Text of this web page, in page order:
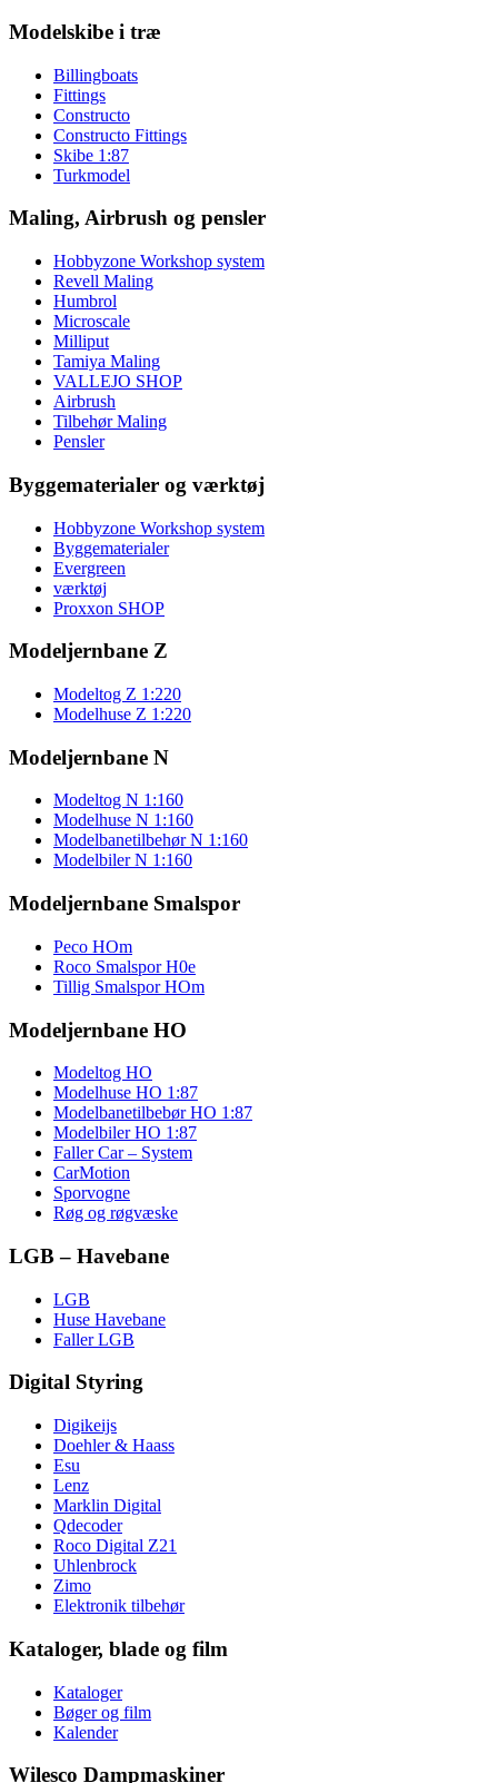
Modelskibe i træ
Billingboats
Fittings
Constructo
Constructo Fittings
Skibe 1:87
Turkmodel
Maling, Airbrush og pensler
Hobbyzone Workshop system
Revell Maling
Humbrol
Microscale
Milliput
Tamiya Maling
VALLEJO SHOP
Airbrush
Tilbehør Maling
Pensler
Byggematerialer og værktøj
Hobbyzone Workshop system
Byggematerialer
Evergreen
værktøj
Proxxon SHOP
Modeljernbane Z
Modeltog Z 1:220
Modelhuse Z 1:220
Modeljernbane N
Modeltog N 1:160
Modelhuse N 1:160
Modelbanetilbehør N 1:160
Modelbiler N 1:160
Modeljernbane Smalspor
Peco HOm
Roco Smalspor H0e
Tillig Smalspor HOm
Modeljernbane HO
Modeltog HO
Modelhuse HO 1:87
Modelbanetilbebør HO 1:87
Modelbiler HO 1:87
Faller Car – System
CarMotion
Sporvogne
Røg og røgvæske
LGB – Havebane
LGB
Huse Havebane
Faller LGB
Digital Styring
Digikeijs
Doehler & Haass
Esu
Lenz
Marklin Digital
Qdecoder
Roco Digital Z21
Uhlenbrock
Zimo
Elektronik tilbehør
Kataloger, blade og film
Kataloger
Bøger og film
Kalender
Wilesco Dampmaskiner